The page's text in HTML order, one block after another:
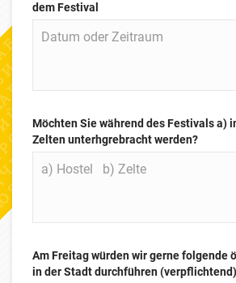
dem Festival
Möchten Sie während des Festivals a)
Zelten unterhgrebracht werden?
Am Freitag würden wir gerne folgende
in der Stadt durchführen (verpflichtend)